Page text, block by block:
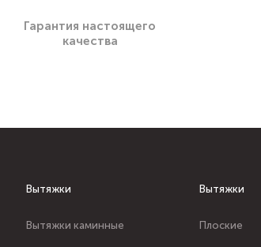
Гарантия настоящего
качества
Вытяжки
Вытяжки каминные
Вытяжки
Плоские